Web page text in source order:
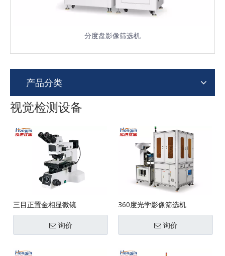
分度盘影像筛选机
产品分类
视觉检测设备
三目正置金相显微镜
询价
360度光学影像筛选机
询价